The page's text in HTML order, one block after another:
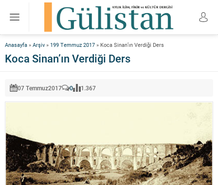
Anasayfa » Arşiv » 199 Temmuz 2017 » Koca Sinan’ın Verdiği Ders
Koca Sinan’ın Verdiği Ders
07 Temmuz2017 0 1.367